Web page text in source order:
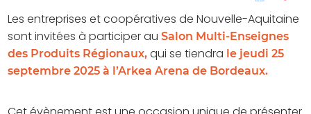
Les entreprises et coopératives de Nouvelle-Aquitaine
sont invitées à participer auSalon Multi-Enseignes
des Produits Régionaux, qui se tiendra le jeudi 25
septembre 2025 à l’Arkea Arena de Bordeaux.